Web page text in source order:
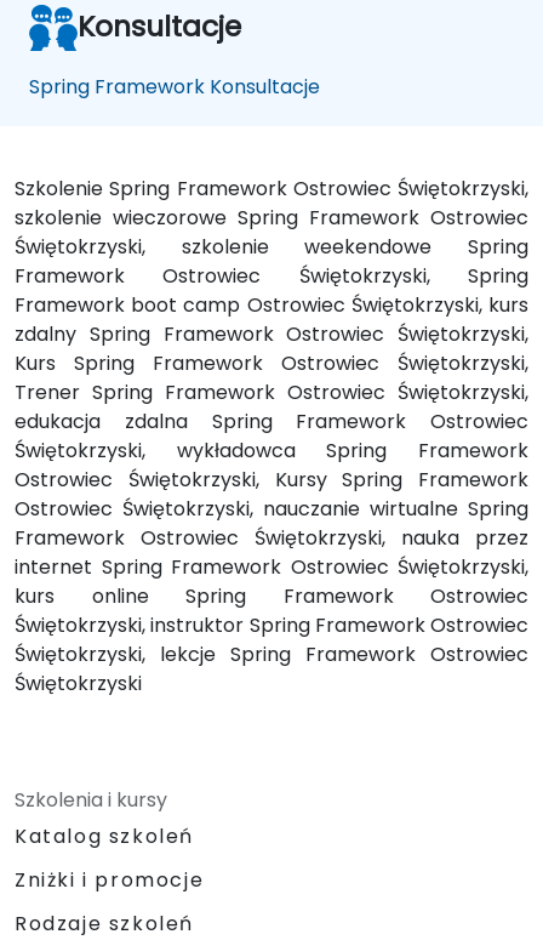
Konsultacje
Spring Framework Konsultacje
Szkolenie Spring Framework Ostrowiec Świętokrzyski,
szkolenie wieczorowe Spring Framework Ostrowiec
Świętokrzyski, szkolenie weekendowe Spring
Framework Ostrowiec Świętokrzyski, Spring
Framework boot camp Ostrowiec Świętokrzyski, kurs
zdalny Spring Framework Ostrowiec Świętokrzyski,
Kurs Spring Framework Ostrowiec Świętokrzyski,
Trener Spring Framework Ostrowiec Świętokrzyski,
edukacja zdalna Spring Framework Ostrowiec
Świętokrzyski, wykładowca Spring Framework
Ostrowiec Świętokrzyski, Kursy Spring Framework
Ostrowiec Świętokrzyski, nauczanie wirtualne Spring
Framework Ostrowiec Świętokrzyski, nauka przez
internet Spring Framework Ostrowiec Świętokrzyski,
kurs online Spring Framework Ostrowiec
Świętokrzyski, instruktor Spring Framework Ostrowiec
Świętokrzyski, lekcje Spring Framework Ostrowiec
Świętokrzyski
Szkolenia i kursy
Katalog szkoleń
Zniżki i promocje
Rodzaje szkoleń